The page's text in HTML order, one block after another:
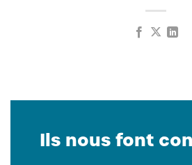
Ils nous font